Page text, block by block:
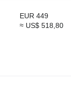
EUR 449
≈ US$ 518,80